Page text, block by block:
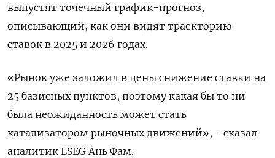
выпустят точечный график-прогноз,
описывающий, как они видят траекторию
ставок в 2025 и 2026 годах.
«Рынок уже заложил в цены снижение ставки на
25 базисных пунктов, поэтому какая бы то ни
была неожиданность может стать
катализатором рыночных движений», - сказал
аналитик LSEG Ань Фам.